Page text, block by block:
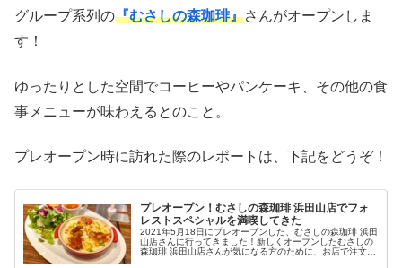
グループ系列の『むさしの森珈琲』さんがオープンしま
す！
ゆったりとした空間でコーヒーやパンケーキ、その他の食
事メニューが味わえるとのこと。
プレオープン時に訪れた際のレポートは、下記をどうぞ！
プレオープン！むさしの森珈琲 浜田山店でフォ
レストスペシャルを満喫してきた
2021年5月18日にプレオープンした、むさしの森珈琲 浜田
山店さんに行ってきました！新しくオープンしたむさしの
森珈琲 浜田山店さんが気になる方のために、お店で注文で